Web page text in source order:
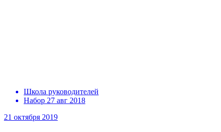
Школа руководителей
Набор 27 авг 2018
21 октября 2019